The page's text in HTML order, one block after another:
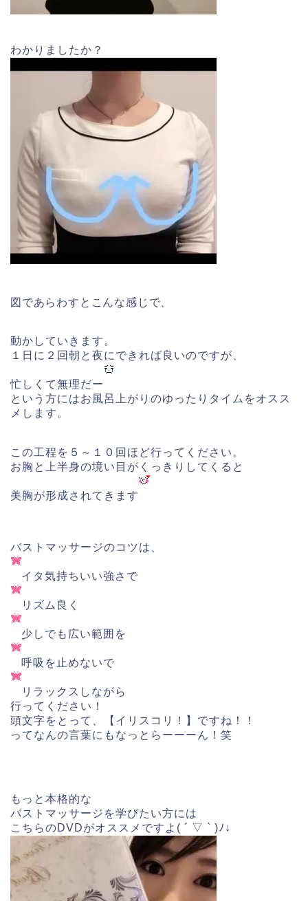
わかりましたか？
図であらわすとこんな感じで、
動かしていきます。
１日に２回朝と夜にできれば良いのですが、
忙しくて無理だー
という方にはお風呂上がりのゆったりタイムをオスス
メします。
この工程を５～１０回ほど行ってください。
お胸と上半身の境い目がくっきりしてくると
美胸が形成されてきます
バストマッサージのコツは、
イタ気持ちいい強さで
リズム良く
少しでも広い範囲を
呼吸を止めないで
リラックスしながら
行ってください！
頭文字をとって、【イリスコリ！】ですね！！
ってなんの言葉にもなっとらーーーん！笑
もっと本格的な
バストマッサージを学びたい方には
こちらのDVDがオススメですよ( ´ ▽ ` )ﾉ↓